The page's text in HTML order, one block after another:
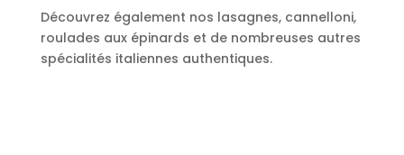
Découvrez également nos lasagnes, cannelloni,
roulades aux épinards et de nombreuses autres
spécialités italiennes authentiques.